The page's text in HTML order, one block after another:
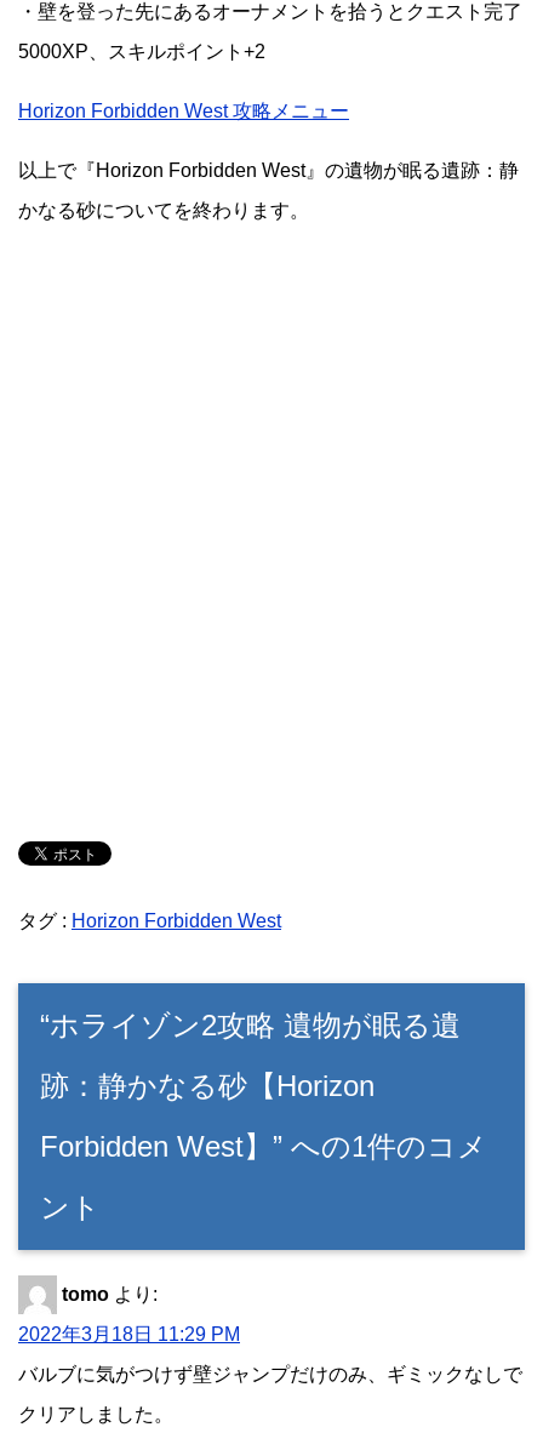
・壁を登った先にあるオーナメントを拾うとクエスト完了
5000XP、スキルポイント+2
Horizon Forbidden West 攻略メニュー
以上で『Horizon Forbidden West』の遺物が眠る遺跡：静
かなる砂についてを終わります。
タグ : Horizon Forbidden West
“ホライゾン2攻略 遺物が眠る遺
跡：静かなる砂【Horizon
Forbidden West】” への1件のコメ
ント
tomo より:
2022年3月18日 11:29 PM
バルブに気がつけず壁ジャンプだけのみ、ギミックなしで
クリアしました。